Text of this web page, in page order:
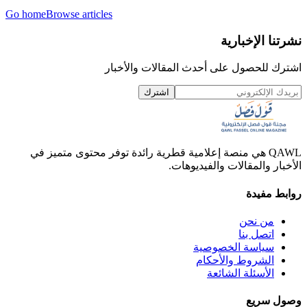
Go homeBrowse articles
نشرتنا الإخبارية
اشترك للحصول على أحدث المقالات والأخبار
اشترك
QAWL هي منصة إعلامية قطرية رائدة توفر محتوى متميز في
الأخبار والمقالات والفيديوهات.
روابط مفيدة
من نحن
اتصل بنا
سياسة الخصوصية
الشروط والأحكام
الأسئلة الشائعة
وصول سريع